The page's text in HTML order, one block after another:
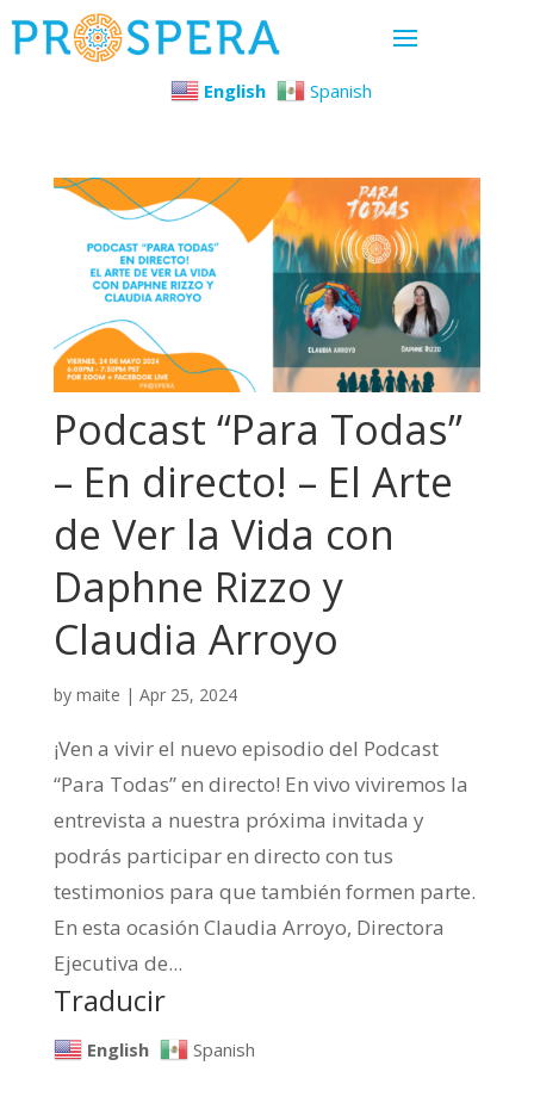
English Spanish
Podcast “Para Todas”
– En directo! – El Arte
de Ver la Vida con
Daphne Rizzo y
Claudia Arroyo
by maite | Apr 25, 2024
¡Ven a vivir el nuevo episodio del Podcast
“Para Todas” en directo! En vivo viviremos la
entrevista a nuestra próxima invitada y
podrás participar en directo con tus
testimonios para que también formen parte.
En esta ocasión Claudia Arroyo, Directora
Ejecutiva de...
Traducir
English Spanish